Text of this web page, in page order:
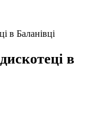
в Баланівці
в